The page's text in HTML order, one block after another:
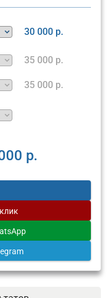
30 000 р.
35 000 р.
35 000 р.
р.